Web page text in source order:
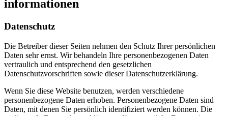
informationen
Datenschutz
Die Betreiber dieser Seiten nehmen den Schutz Ihrer persönlichen
Daten sehr ernst. Wir behandeln Ihre personenbezogenen Daten
vertraulich und entsprechend den gesetzlichen
Datenschutzvorschriften sowie dieser Datenschutzerklärung.
Wenn Sie diese Website benutzen, werden verschiedene
personenbezogene Daten erhoben. Personenbezogene Daten sind
Daten, mit denen Sie persönlich identifiziert werden können. Die